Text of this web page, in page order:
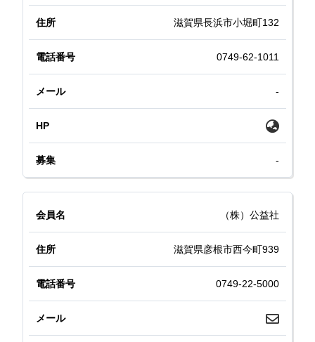
滋賀県長浜市小堀町132
0749-62-1011
-
-
（株）公益社
滋賀県彦根市西今町939
0749-22-5000